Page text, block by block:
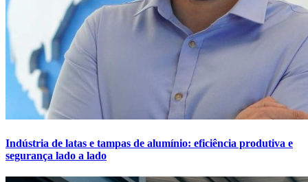
Indústria de latas e tampas de alumínio: eficiência produtiva e
segurança lado a lado